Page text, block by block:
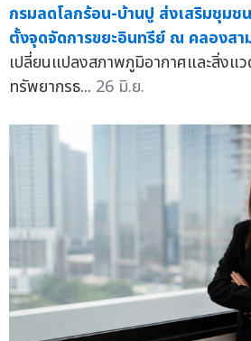
กรมลดโลกร้อน-บ้านปู ส่งเสริมชุมช
ตั้งจุดจัดการขยะอินทรีย์ ณ คลองสา
เปลี่ยนแปลงสภาพภูมิอากาศและสิ่งแ
ทรัพยากรธ... 26 มิ.ย.